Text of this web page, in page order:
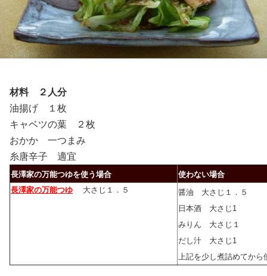
材料 ２人分
油揚げ １枚
キャベツの葉 ２枚
おかか 一つまみ
糸唐辛子 適宜
長澤家の万能つゆを使う場合
使わない場合
長澤家の万能つゆ 大さじ１．５
醤油 大さじ１．５
日本酒 大さじ1
みりん 大さじ１
だし汁 大さじ1
上記を少し煮詰めてから